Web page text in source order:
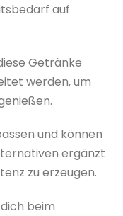
auf
Getränke
werden, um
und können
ergänzt
zu erzeugen.
beim